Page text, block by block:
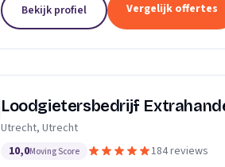
Bekijk profiel Vergelijk offertes
Loodgietersbedrijf
Utrecht, Utrecht
10,0Moving Score 184 reviews